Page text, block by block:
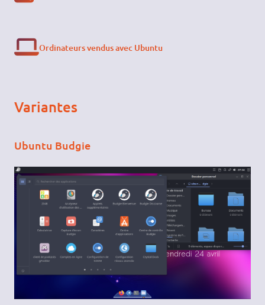
Ordinateurs vendus avec Ubuntu
Variantes
Ubuntu Budgie